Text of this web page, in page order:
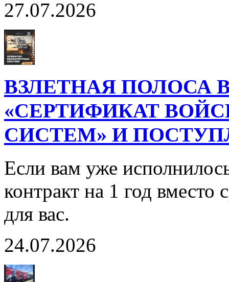
27.07.2026
ВЗЛЕТНАЯ ПОЛОСА
«СЕРТИФИКАТ
СИСТЕМ» И
Если вам уже
контракт на 1 год
для вас.
24.07.2026